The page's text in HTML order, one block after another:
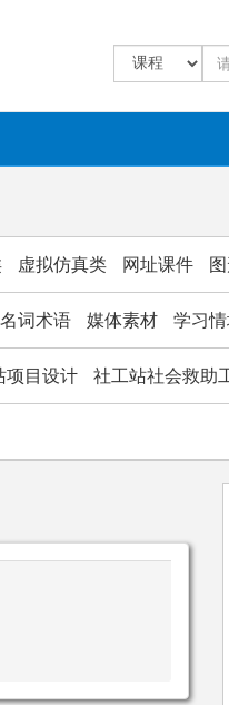
虚拟仿真类 网址课件
名词术语 媒体素材 学习
项目设计 社工站社会救助